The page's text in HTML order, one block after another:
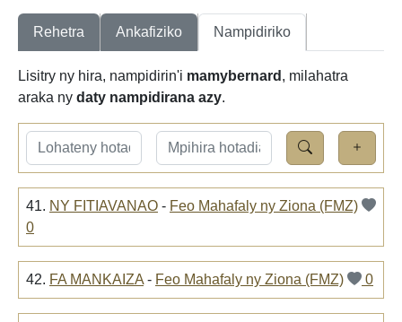
Rehetra Ankafiziko Nampidiriko
Lisitry ny hira, nampidirin'i mamybernard , milahatra
araka ny daty nampidirana azy.
41. NY FITIAVANAO - Feo Mahafaly ny Ziona (FMZ)
0
42. FA MANKAIZA - Feo Mahafaly ny Ziona (FMZ) 0